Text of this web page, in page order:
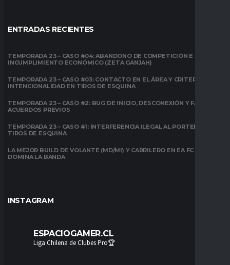
ENTRADAS RECIENTES
TEMPORADA 23 – CASO #04: ABANDONO DE COMPETICIÓN E
INCUMPLIMIENTO ECONÓMICO (ZETA GANJAH)
TEMPORADA 23 – CASO #03: CONTACTO EN EL ÁREA Y CRITERIO DE
INTENCIONALIDAD EN TIROS DE ESQUINA
TEMPORADA 23 – CASO #2: BUG DE INICIO, DESCONEXIÓN Y FALTA DE
ACUERDOS PREVIOS
TEMPORADA 23 – CASO #1: INTERFERENCIA ILEGAL AL PORTERO EN
TIROS DE ESQUINA
LA MEJOR BUILD DE VOLANTE (MD/MI) Y CARRILERO EN EA FC 26:
DOMINA LA BANDA
INSTAGRAM
ESPACIOGAMER.CL
Liga Chilena de Clubes Pro🏆